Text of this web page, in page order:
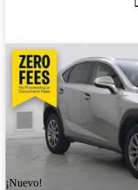
¡Nuevo!